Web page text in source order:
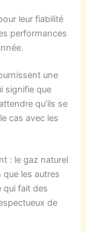
leur fiabilité
performances
une
signifie que
qu’ils se
cas avec les
: le gaz naturel
que les autres
qui fait des
de